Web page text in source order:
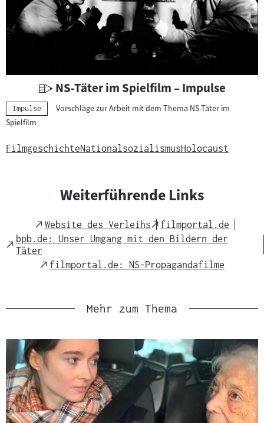
m
a
a
l
:
U
n
t
r
c
t
s
a
r
a
l
NS-Täter im Spielfilm – Impulse
Kategorie:
Impulse
Vorschläge zur Arbeit mit dem Thema NS-Täter im
Spielfilm
FilmgeschichteNationalsozialismusHolocaust
Weiterführende Links
External
Link
Website des Verleihs
External
Link
filmportal.de
External
Link
bpb.de: Unser Umgang mit den Bildern der
Täter
External
filmportal.de: NS-Propagandafilme
Mehr zum Thema